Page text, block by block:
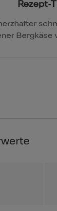
Rezept-
Bergkäse